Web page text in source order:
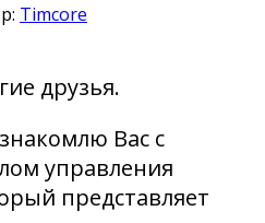
Timcore
друзья.
Вас с
управления
представляет